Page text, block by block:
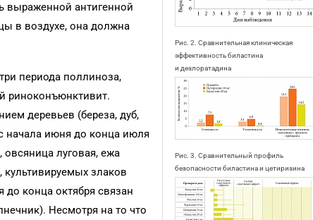
Рис. 2. Сравнительная клиническая
эффективность биластина
и дезлоратадина
Рис. 3. Сравнительный профиль
безопасности биластина и цетиризина
выраженной антигенной
в воздухе, она должна
периода поллиноза,
риноконъюнктивит.
деревьев (береза, дуб,
начала июня до конца июля
луговая, ежа
культивируемых злаков
до конца октября связан
Несмотря на то что